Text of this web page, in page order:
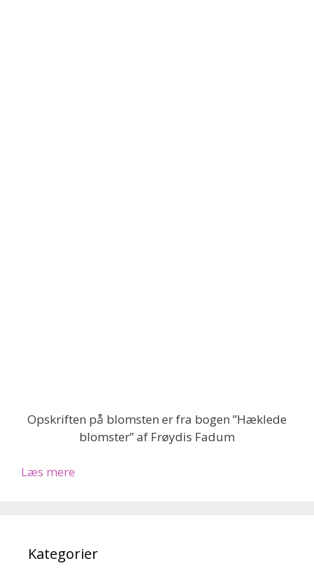
Opskriften på blomsten er fra bogen ”Hæklede
blomster” af Frøydis Fadum
Læs mere
Kategorier